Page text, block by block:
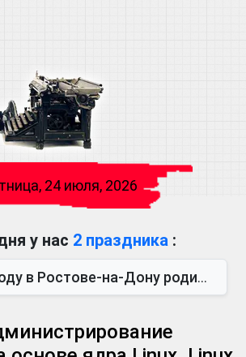
24 июля, 2026
у нас 2 праздника :
Дону родился Виктор Михайлович Глушков. Под руководством Виктора Михайло...